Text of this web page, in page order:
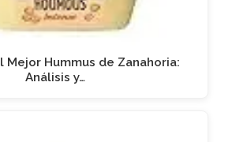
Mejor Hummus de Zanahoria:
Análisis y…